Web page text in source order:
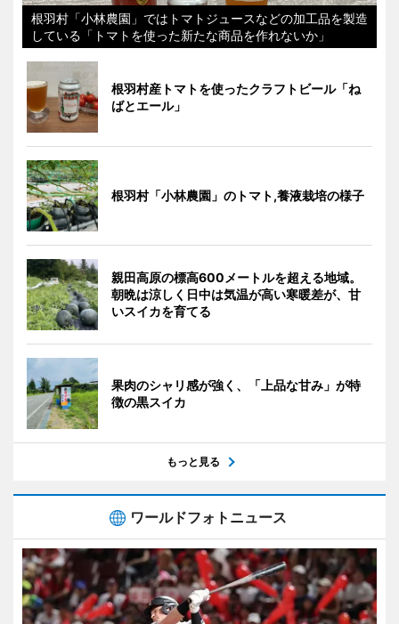
根羽村「小林農園」ではトマトジュースなどの加工品を製造
している「トマトを使った新たな商品を作れないか」
根羽村産トマトを使ったクラフトビール「ね
ばとエール」
根羽村「小林農園」のトマト,養液栽培の様子
親田高原の標高600メートルを超える地域。
朝晩は涼しく日中は気温が高い寒暖差が、甘
いスイカを育てる
果肉のシャリ感が強く、「上品な甘み」が特
徴の黒スイカ
もっと見る
ワールドフォトニュース